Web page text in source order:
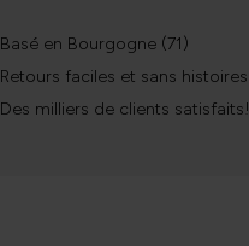
Basé en Bourgogne (71)
Retours faciles et sans histoires
Des milliers de clients satisfaits!